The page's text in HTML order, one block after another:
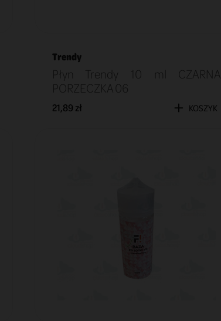
Trendy
Płyn Trendy 10 ml CZARNA
PORZECZKA 06
21,89 zł KOSZYK